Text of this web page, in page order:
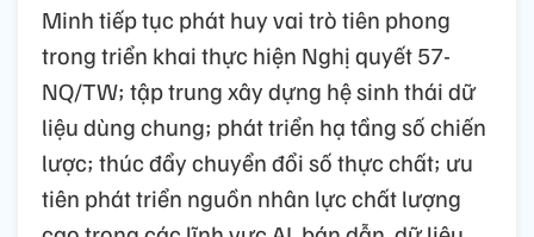
Minh tiếp tục phát huy vai trò tiên phong
trong triển khai thực hiện Nghị quyết 57-
NQ/TW; tập trung xây dựng hệ sinh thái dữ
liệu dùng chung; phát triển hạ tầng số chiến
lược; thúc đẩy chuyển đổi số thực chất; ưu
tiên phát triển nguồn nhân lực chất lượng